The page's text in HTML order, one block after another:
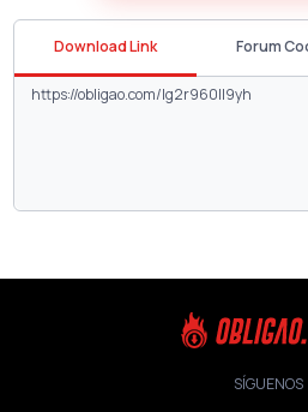
Download Link Forum
SÍGUENOS